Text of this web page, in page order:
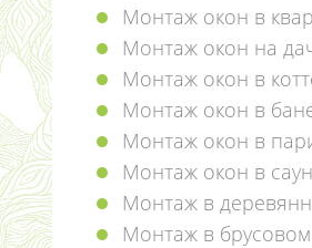
Монтаж окон в
Монтаж окон на
Монтаж окон в
Монтаж окон в
Монтаж окон в
Монтаж окон в
Монтаж в
Монтаж в